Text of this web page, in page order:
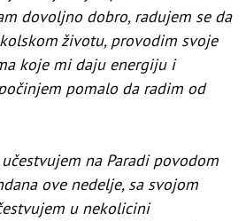
dovoljno dobro, radujem se da
životu, provodim svoje
koje mi daju energiju i
pomalo da radim od
na Paradi povodom
ove nedelje, sa svojom
u nekolicini